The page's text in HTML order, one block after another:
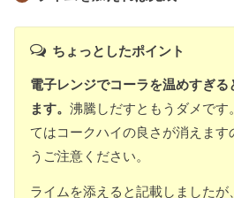
ちょっとしたポイント
電子レンジでコーラを温めすぎ
ます。沸騰しだすともうダメです
てはコークハイの良さが消えます
うご注意ください。
ライムを添えると記載しましたが